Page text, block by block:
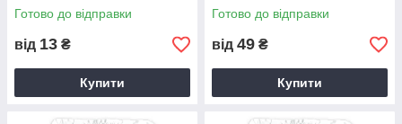
Готово до відправки
від 13 ₴
Купити
Готово до відправки
від 49 ₴
Купити